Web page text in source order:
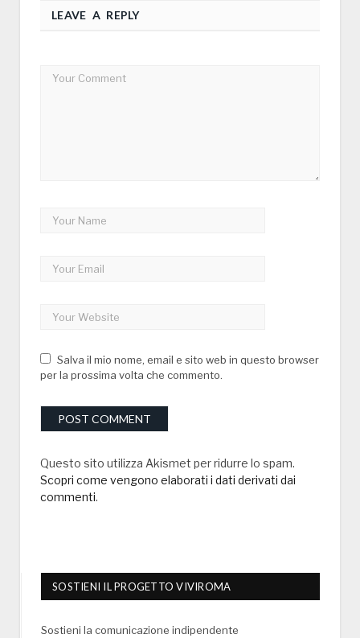
LEAVE A REPLY
Salva il mio nome, email e sito web in questo browser
per la prossima volta che commento.
Questo sito utilizza Akismet per ridurre lo spam.
Scopri come vengono elaborati i dati derivati dai
commenti.
SOSTIENI IL PROGETTO VIVIROMA
Sostieni la comunicazione indipendente